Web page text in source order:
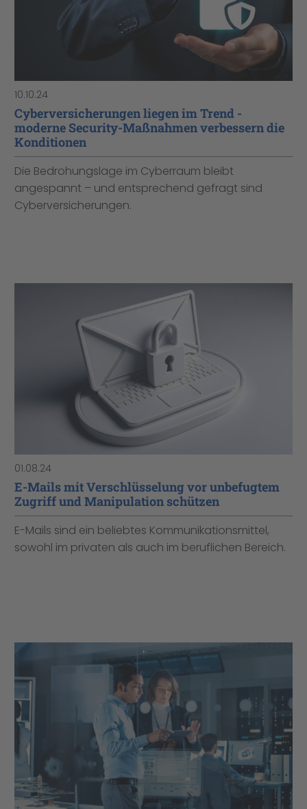
10.10.24
Cyberversicherungen liegen im Trend -
moderne Security-Maßnahmen verbessern die
Konditionen
Die Bedrohungslage im Cyberraum bleibt
angespannt – und entsprechend gefragt sind
Cyberversicherungen.
01.08.24
E-Mails mit Verschlüsselung vor unbefugtem
Zugriff und Manipulation schützen
E-Mails sind ein beliebtes Kommunikationsmittel,
sowohl im privaten als auch im beruflichen Bereich.